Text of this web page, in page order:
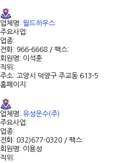
업체명: 월드하우스
주요사업:
업종:
전화: 966-6668 / 팩스:
회원명: 이석훈
직위:
주소: 고양시 덕양구 주교동 613-5
홈페이지:
업체명: 유성운수(주)
주요사업:
업종:
전화: 032)677-0320 / 팩스:
회원명: 이용성
직위: